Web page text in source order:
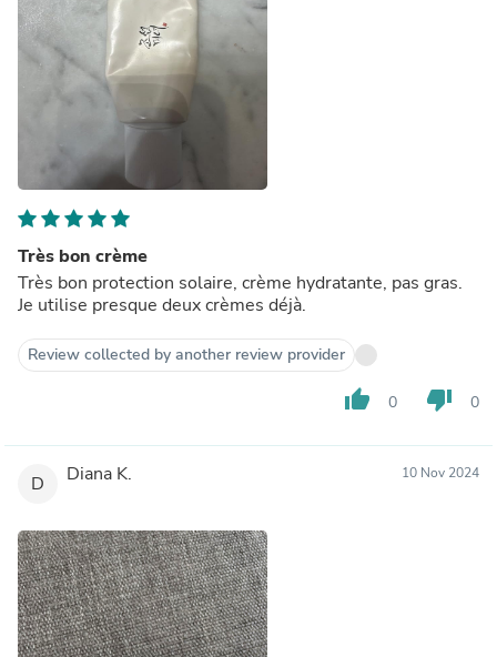
Très bon crème
Très bon protection solaire, crème hydratante, pas gras.
Je utilise presque deux crèmes déjà.
Review collected by another review provider
thumb_up 0 thumb_down 0
D Diana K. 10 Nov 2024